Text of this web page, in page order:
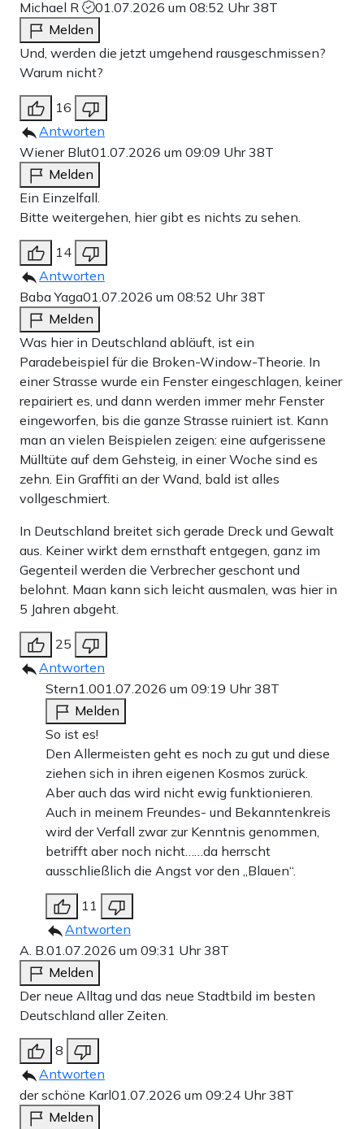
Michael R 01.07.2026 um 08:52 Uhr38T
Melden
Und, werden die jetzt umgehend rausgeschmissen?
Warum nicht?
16
Antworten
Wiener Blut01.07.2026 um 09:09 Uhr38T
Melden
Ein Einzelfall.
Bitte weitergehen, hier gibt es nichts zu sehen.
14
Antworten
Baba Yaga01.07.2026 um 08:52 Uhr38T
Melden
Was hier in Deutschland abläuft, ist ein
Paradebeispiel für die Broken-Window-Theorie. In
einer Strasse wurde ein Fenster eingeschlagen, keiner
repairiert es, und dann werden immer mehr Fenster
eingeworfen, bis die ganze Strasse ruiniert ist. Kann
man an vielen Beispielen zeigen: eine aufgerissene
Mülltüte auf dem Gehsteig, in einer Woche sind es
zehn. Ein Graffiti an der Wand, bald ist alles
vollgeschmiert.
In Deutschland breitet sich gerade Dreck und Gewalt
aus. Keiner wirkt dem ernsthaft entgegen, ganz im
Gegenteil werden die Verbrecher geschont und
belohnt. Maan kann sich leicht ausmalen, was hier in
5 Jahren abgeht.
25
Antworten
Stern1.001.07.2026 um 09:19 Uhr38T
Melden
So ist es!
Den Allermeisten geht es noch zu gut und diese
ziehen sich in ihren eigenen Kosmos zurück.
Aber auch das wird nicht ewig funktionieren.
Auch in meinem Freundes- und Bekanntenkreis
wird der Verfall zwar zur Kenntnis genommen,
betrifft aber noch nicht……da herrscht
ausschließlich die Angst vor den „Blauen“.
11
Antworten
A. B.01.07.2026 um 09:31 Uhr38T
Melden
Der neue Alltag und das neue Stadtbild im besten
Deutschland aller Zeiten.
8
Antworten
der schöne Karl01.07.2026 um 09:24 Uhr38T
Melden